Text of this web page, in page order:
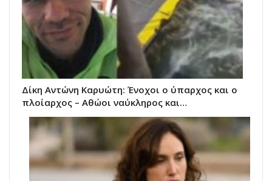
Δίκη Αντώνη Καρυώτη: Ένοχοι ο ύπαρχος και ο
πλοίαρχος – Αθώοι ναύκληρος και…